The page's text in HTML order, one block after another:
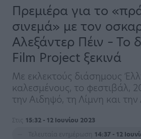
Πρεμιέρα για το
σινεμά» με τον
Αλεξάντερ Πέιν – Το
Film Project ξεκινά
Με εκλεκτούς διάσημους
καλεσμένους, το φεστιβάλ,
την Αιδηψό, τη Λίμνη και
Στις 15:32 - 12 Ιουνίου 2023
Τελευταία ενημέρωση
14:37 - 12